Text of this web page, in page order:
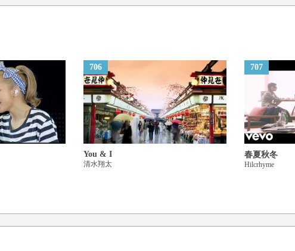
羽が生えたことも 深爪した事も
風になってでもあなたを待ってる
そうやって悲しい日を越えてきた
706
You & I
清水翔太
707
春夏秋冬
Hilcrhyme